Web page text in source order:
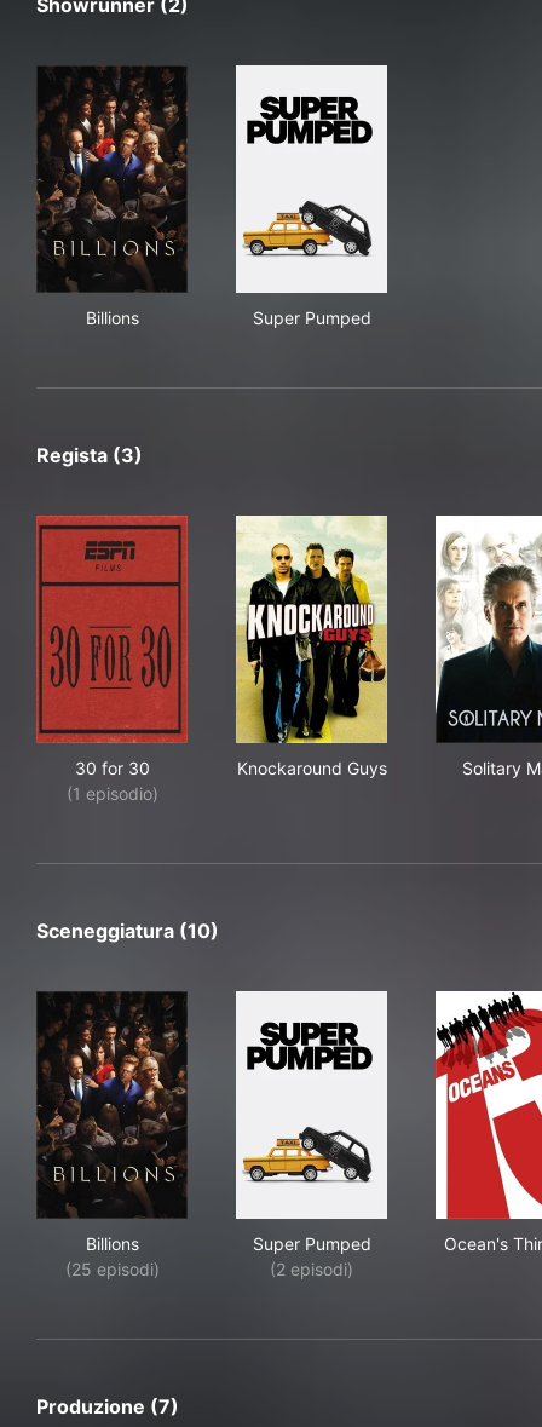
Showrunner (2)
Billions Super Pumped
Regista (3)
30 for 30
(1 episodio)
Knockaround Guys Solitary
Sceneggiatura (10)
Billions
(25 episodi)
Super Pumped
(2 episodi)
Ocean's
Produzione (7)